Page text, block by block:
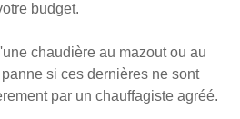
budget.
chaudière au mazout ou au
si ces dernières ne sont
par un chauffagiste agréé.